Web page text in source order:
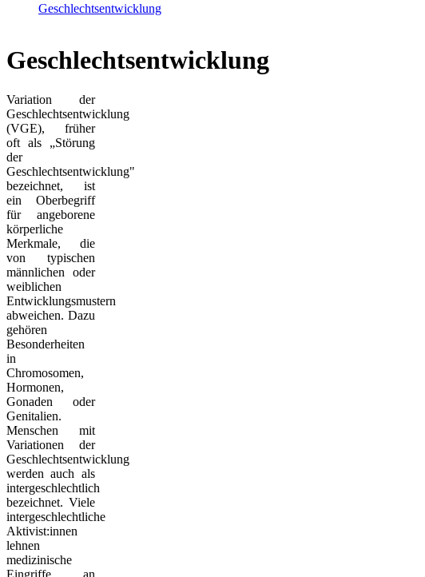
Geschlechtsentwicklung
Geschlechtsentwicklung
Variation der
Geschlechtsentwicklung
(VGE), früher
oft als „Störung
der
Geschlechtsentwicklung"
bezeichnet, ist
ein Oberbegriff
für angeborene
körperliche
Merkmale, die
von typischen
männlichen oder
weiblichen
Entwicklungsmustern
abweichen. Dazu
gehören
Besonderheiten
in
Chromosomen,
Hormonen,
Gonaden oder
Genitalien.
Menschen mit
Variationen der
Geschlechtsentwicklung
werden auch als
intergeschlechtlich
bezeichnet. Viele
intergeschlechtliche
Aktivist:innen
lehnen
medizinische
Eingriffe an